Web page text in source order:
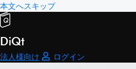
本文へスキップ
DiQt
法人様向け
ログイン